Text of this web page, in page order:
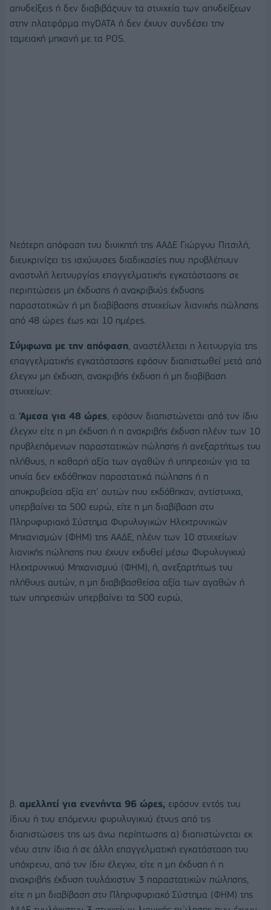
αποδείξεις ή δεν διαβιβάζουν τα στοιχεία των αποδείξεων
στην πλατφόρμα myDATA ή δεν έχουν συνδέσει την
ταμειακή μηχανή με τα POS.
Νεότερη απόφαση του διοικητή της ΑΑΔΕ Γιώργου Πιτσιλή,
διευκρινίζει τις ισχύουσες διαδικασίες που προβλέπουν
αναστολή λειτουργίας επαγγελματικής εγκατάστασης σε
περιπτώσεις μη έκδοσης ή ανακριβούς έκδοσης
παραστατικών ή μη διαβίβασης στοιχείων λιανικής πώλησης
από 48 ώρες έως και 10 ημέρες.
Σύμφωνα με την απόφαση , αναστέλλεται η λειτουργία της
επαγγελματικής εγκατάστασης εφόσον διαπιστωθεί μετά από
έλεγχο μη έκδοση, ανακριβής έκδοση ή μη διαβίβαση
στοιχείων:
α.Άμεσα για 48 ώρες, εφόσον διαπιστώνεται από τον ίδιο
έλεγχο είτε η μη έκδοση ή η ανακριβής έκδοση πλέον των 10
προβλεπόμενων παραστατικών πώλησης ή ανεξαρτήτως του
πλήθους, η καθαρή αξία των αγαθών ή υπηρεσιών για τα
οποία δεν εκδόθηκαν παραστατικά πώλησης ή η
αποκρυβείσα αξία επ’ αυτών που εκδόθηκαν, αντίστοιχα,
υπερβαίνει τα 500 ευρώ, είτε η μη διαβίβαση στο
Πληροφοριακό Σύστημα Φορολογικών Ηλεκτρονικών
Μηχανισμών (ΦΗΜ) της ΑΑΔΕ, πλέον των 10 στοιχείων
λιανικής πώλησης που έχουν εκδοθεί μέσω Φορολογικού
Ηλεκτρονικού Μηχανισμού (ΦΗΜ), ή, ανεξαρτήτως του
πλήθους αυτών, η μη διαβιβασθείσα αξία των αγαθών ή
των υπηρεσιών υπερβαίνει τα 500 ευρώ,
β. αμελλητί για ενενήντα 96 ώρες, εφόσον εντός του
ίδιου ή του επόμενου φορολογικού έτους από τις
διαπιστώσεις της ως άνω περίπτωσης α) διαπιστώνεται εκ
νέου στην ίδια ή σε άλλη επαγγελματική εγκατάσταση του
υπόχρεου, από τον ίδιο έλεγχο, είτε η μη έκδοση ή η
ανακριβής έκδοση τουλάχιστον 3 παραστατικών πώλησης,
είτε η μη διαβίβαση στο Πληροφοριακό Σύστημα (ΦΗΜ) της